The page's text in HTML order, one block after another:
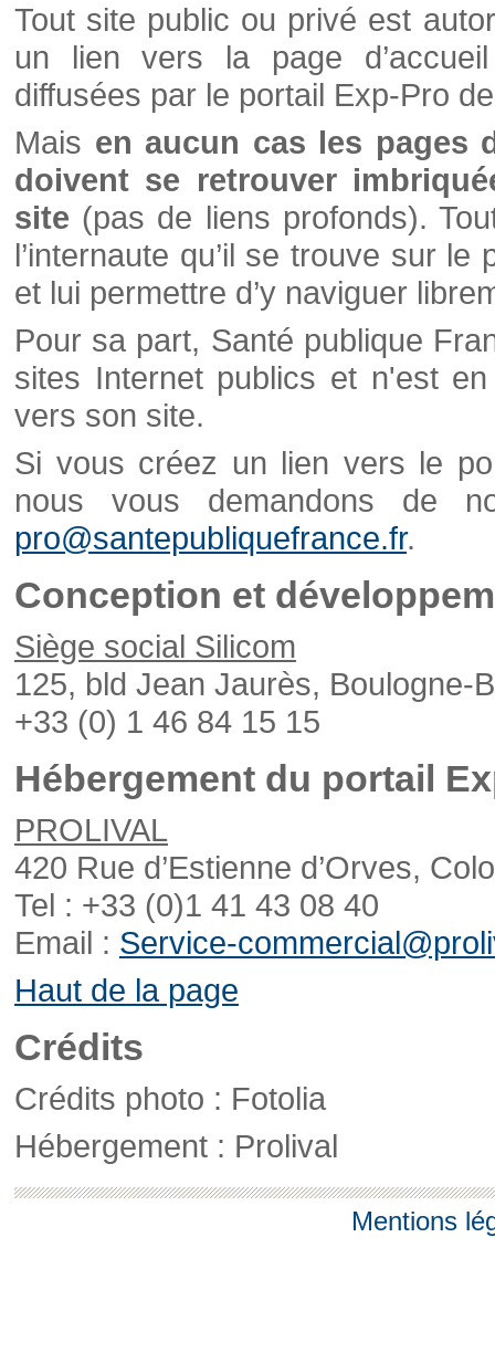
Tout site public ou privé est
un lien vers la page
diffusées par le portail Exp-Pro
Mais en aucun cas les pages
doivent se retrouver
site (pas de liens profonds).
l’internaute qu’il se trouve sur
et lui permettre d’y naviguer
Pour sa part, Santé publique
sites Internet publics et n'est
vers son site.
Si vous créez un lien vers le
nous vous demandons de
pro@santepubliquefrance.fr.
Conception et
Siège social Silicom
125, bld Jean Jaurès, Boulogne-
+33 (0) 1 46 84 15 15
Hébergement du portail
PROLIVAL
420 Rue d’Estienne d’Orves,
Tel : +33 (0)1 41 43 08 40
Email : Service-
Haut de la page
Crédits
Crédits photo : Fotolia
Hébergement : Prolival
Mentions